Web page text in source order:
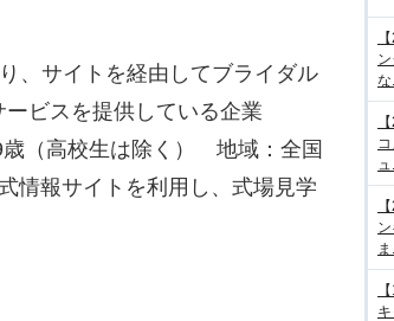
、サイトを経由してブライダル
ビスを提供している企業
（高校生は除く） 地域：全国
情報サイトを利用し、式場見学
な
ュ